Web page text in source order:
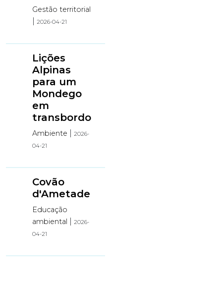
Gestão territorial
|2026-04-21
Lições
Alpinas
para um
Mondego
em
transbordo
Ambiente |2026-
04-21
Covão
d'Ametade
Educação
ambiental
|2026-
04-21